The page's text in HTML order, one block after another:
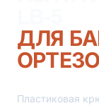
ДЛЯ
Пластиковая